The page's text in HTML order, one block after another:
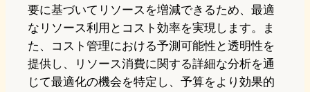
要に基づいてリソースを増減できるため、最適
なリソース利用とコスト効率を実現します。ま
た、コスト管理における予測可能性と透明性を
提供し、リソース消費に関する詳細な分析を通
じて最適化の機会を特定し、予算をより効果的